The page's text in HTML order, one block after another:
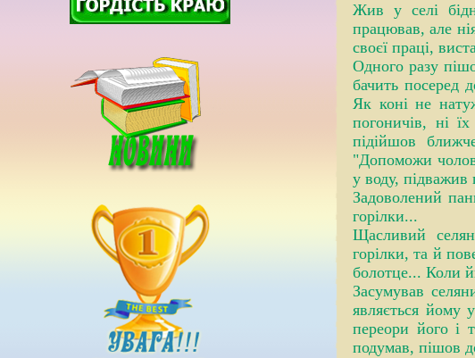
Жив у селі
працював, але
своєї праці,
Одного разу
бачить посеред
Як коні не
погоничів, ні
підійшов
"Допоможи
у воду, підважив
Задоволений
горілки...
Щасливий
горілки, та й
болотце... Коли
Засумував
являється йому
переори його і
подумав, пішов